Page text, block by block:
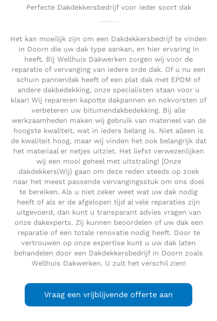
Perfecte Dakdekkersbedrijf voor ieder soort dak
Het kan moeilijk zijn om een Dakdekkersbedrijf te vinden
in Doorn die uw dak type aankan, en hier ervaring in
heeft. Bij Wellhuis Dakwerken zorgen wij voor de
reparatie of vervanging van iedere orde dak. Of u nu een
schuin pannendak heeft of een plat dak met EPDM of
andere dakbedekking, onze specialisten staan voor u
klaar! Wij repareren kapotte dakpannen en nokvorsten of
verbeteren uw bitumendakbedekking. Bij alle
werkzaamheden maken wij gebruik van materieel van de
hoogste kwaliteit, wat in ieders belang is. Niet alleen is
de kwaliteit hoog, maar wij vinden het ook belangrijk dat
het materiaal er netjes uitziet. Het liefst verwezenlijken
wij een mooi geheel met uitstraling! [Onze
dakdekkers|Wij} gaan om deze reden steeds op zoek
naar het meest passende vervangingsstuk om ons doel
te bereiken. Als u niet zeker weet wat uw dak nodig
heeft of als er de afgelopen tijd al vele reparaties zijn
uitgevoerd, dan kunt u transparant advies vragen van
onze dakexperts. Zij kunnen beoordelen of uw dak een
reparatie of een totale renovatie nodig heeft. Door te
vertrouwen op onze expertise kunt u uw dak laten
behandelen door een Dakdekkersbedrijf in Doorn zoals
Wellhuis Dakwerken. U zult het verschil zien!
Vraag een vrijblijvende offerte aan